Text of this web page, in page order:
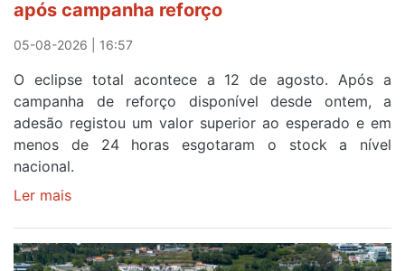
em
Sintra
primeira
etapa
da
87ª
Volta
após campanha reforço
05-08-2026 | 16:57
O eclipse total acontece a 12 de agosto. Após a
campanha de reforço disponível desde ontem, a
adesão registou um valor superior ao esperado e em
menos de 24 horas esgotaram o stock a nível
nacional.
Ler mais
para